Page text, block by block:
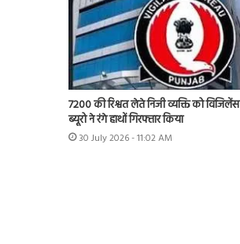
7200 की रिश्वत लेते निजी व्यक्ति को विजिलेंस
ब्यूरो ने रंगे हाथों गिरफ्तार किया
30 July 2026 - 11:02 AM